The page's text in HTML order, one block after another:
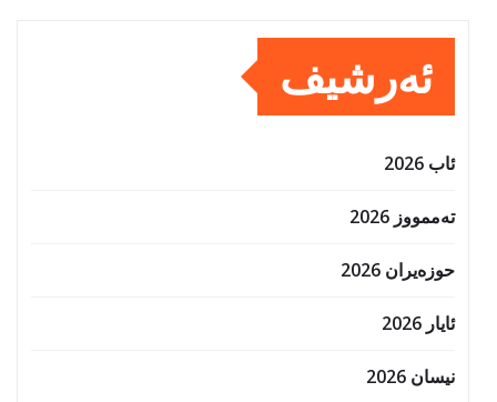
ئەرشیف
ئاب 2026
تەممووز 2026
حوزه‌یران 2026
ئایار 2026
نیسان 2026